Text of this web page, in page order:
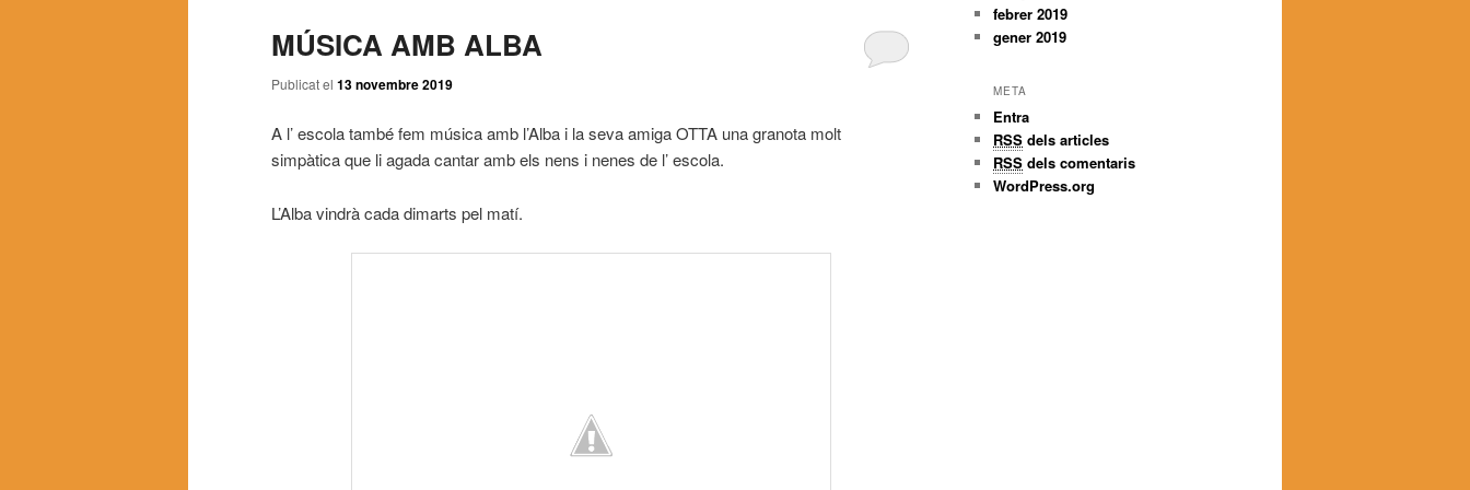
MÚSICA AMB ALBA
Publicat el 13 novembre 2019
A l’ escola també fem música amb l’Alba i la seva amiga OTTA una granota molt
simpàtica que li agada cantar amb els nens i nenes de l’ escola.
L’Alba vindrà cada dimarts pel matí.
febrer 2019
gener 2019
META
Entra
RSS dels articles
RSS dels comentaris
WordPress.org